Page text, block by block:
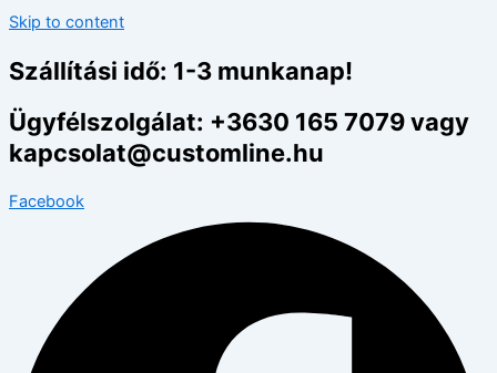
Skip to content
Szállítási idő: 1-3 munkanap!
Ügyfélszolgálat: +3630 165 7079 vagy
kapcsolat@customline.hu
Facebook